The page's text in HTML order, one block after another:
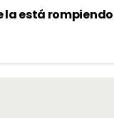
la está